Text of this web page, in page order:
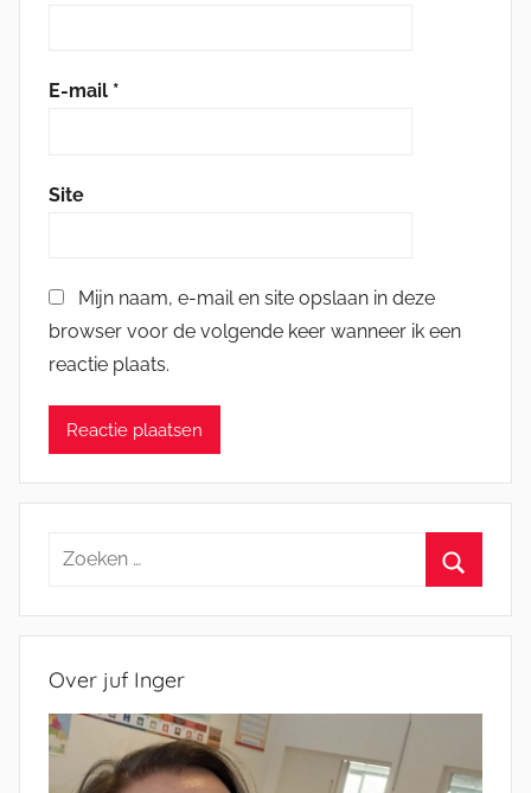
E-mail *
Site
Mijn naam, e-mail en site opslaan in deze
browser voor de volgende keer wanneer ik een
reactie plaats.
Zoeken
Over juf Inger